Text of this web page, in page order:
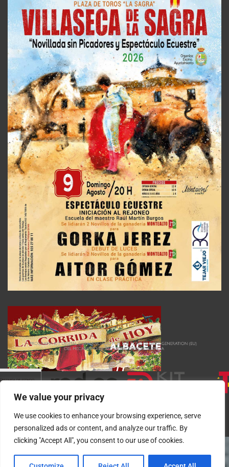
We value your privacy
We use cookies to enhance your browsing experience, serve
personalized ads or content, and analyze our traffic. By
clicking "Accept All", you consent to our use of cookies.